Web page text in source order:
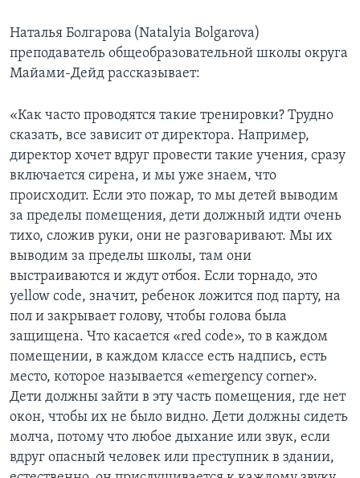
Наталья Болгарова (Natalyia Bolgarova)
преподаватель общеобразовательной школы округа
Майами-Дейд рассказывает:
«Как часто проводятся такие тренировки? Трудно
сказать, все зависит от директора. Например,
директор хочет вдруг провести такие учения, сразу
включается сирена, и мы уже знаем, что
происходит. Если это пожар, то мы детей выводим
за пределы помещения, дети должный идти очень
тихо, сложив руки, они не разговаривают. Мы их
выводим за пределы школы, там они
выстраиваются и ждут отбоя. Если торнадо, это
yellow code, значит, ребенок ложится под парту, на
пол и закрывает голову, чтобы голова была
защищена. Что касается «red code», то в каждом
помещении, в каждом классе есть надпись, есть
место, которое называется «emergency corner».
Дети должны зайти в эту часть помещения, где нет
окон, чтобы их не было видно. Дети должны сидеть
молча, потому что любое дыхание или звук, если
вдруг опасный человек или преступник в здании,